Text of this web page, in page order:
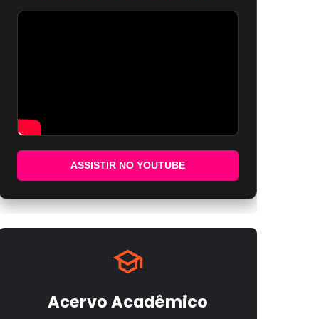
ASSISTIR NO YOUTUBE
Acervo Acadêmico